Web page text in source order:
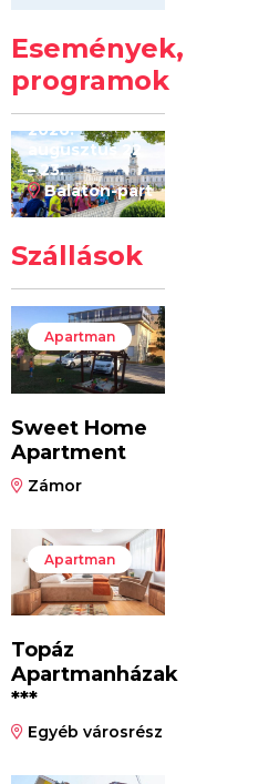
Események,
programok
Kilóméterek
2026
2026.
augusztus 22
– 23.
Balaton-part
Szállások
Apartman
Sweet Home
Apartment
Zámor
Apartman
Topáz
Apartmanházak
***
Egyéb városrész